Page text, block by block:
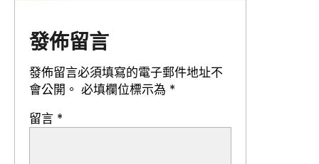
發佈留言
發佈留言必須填寫的電子郵件地址不
會公開。 必填欄位標示為 *
留言 *